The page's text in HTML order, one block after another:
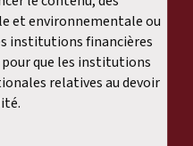
et environnementale ou
institutions financières
que les institutions
relatives au devoir